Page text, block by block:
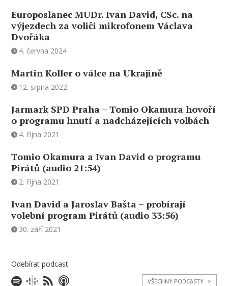
Europoslanec MUDr. Ivan David, CSc. na
výjezdech za voliči mikrofonem Václava
Dvořáka
4. června 2024
Martin Koller o válce na Ukrajině
12. srpna 2022
Jarmark SPD Praha – Tomio Okamura hovoří
o programu hnutí a nadcházejících volbách
4. října 2021
Tomio Okamura a Ivan David o programu
Pirátů (audio 21:54)
2. října 2021
Ivan David a Jaroslav Bašta – probírají
volební program Pirátů (audio 33:56)
30. září 2021
Odebírat podcast
VŠECHNY PODCASTY >